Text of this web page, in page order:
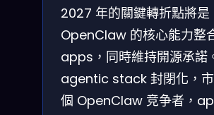
2027 年的關鍵轉折點將
OpenClaw 的核心能力整
apps，同時維持開源承諾
agentic stack 封閉化，
個 OpenClaw 竞争者，